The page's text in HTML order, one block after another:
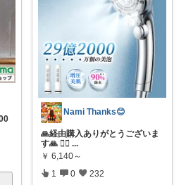
Nami Thanks😊
🙏経由購入ありがとうございま
す🙏 💁‍♀️ ...
￥ 6,140～
1 0 232